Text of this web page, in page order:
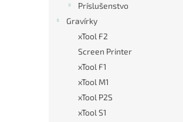
Príslušenstvo
Gravírky
xTool F2
Screen Printer
xTool F1
xTool M1
xTool P2S
xTool S1